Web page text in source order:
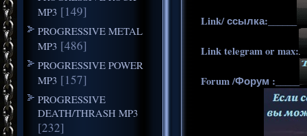
MP3 [149]
PROGRESSIVE METAL
MP3 [486]
PROGRESSIVE POWER
MP3 [157]
PROGRESSIVE
DEATH/THRASH MP3
[232]
Link/ ссылка:______
Link telegram or max:
Forum /Форум :_____